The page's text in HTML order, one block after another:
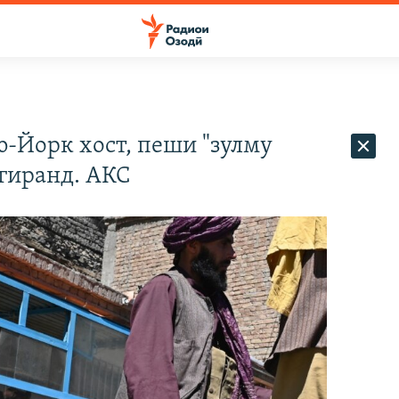
Йорк хост, пеши "зулму
АКС